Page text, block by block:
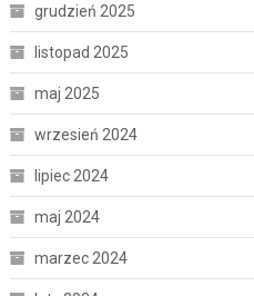
grudzień 2025
listopad 2025
maj 2025
wrzesień 2024
lipiec 2024
maj 2024
marzec 2024